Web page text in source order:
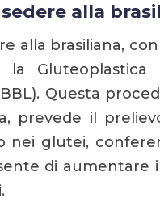
alla
alla brasiliana,
la
Questa
prevede il
nei glutei,
di aumentare